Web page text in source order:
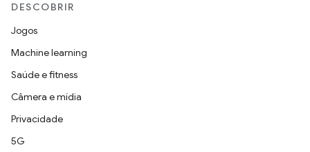
DESCOBRIR
Jogos
Machine learning
Saúde e fitness
Câmera e mídia
Privacidade
5G